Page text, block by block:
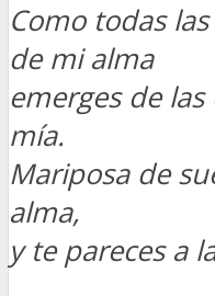
Como todas
de mi alma
emerges de
mía.
Mariposa de
alma,
y te pareces a